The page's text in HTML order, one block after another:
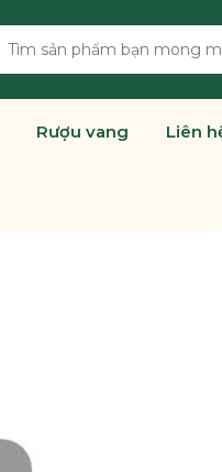
Rượu vang Liên